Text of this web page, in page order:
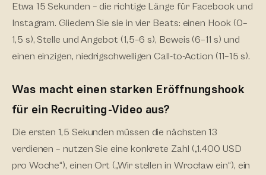
Etwa 15 Sekunden – die richtige Länge für Facebook und
Instagram. Gliedern Sie sie in vier Beats: einen Hook (0–
1,5 s), Stelle und Angebot (1,5–6 s), Beweis (6–11 s) und
einen einzigen, niedrigschwelligen Call-to-Action (11–15 s).
Was macht einen starken Eröffnungshook
für ein Recruiting-Video aus?
Die ersten 1,5 Sekunden müssen die nächsten 13
verdienen – nutzen Sie eine konkrete Zahl („1.400 USD
pro Woche“), einen Ort („Wir stellen in Wrocław ein“), ein